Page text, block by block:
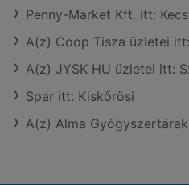
Penny-Market Kft. itt:
A(z) Coop Tisza üzletei
A(z) JYSK HU üzletei itt:
Spar itt: Kiskőrösi
A(z) Alma